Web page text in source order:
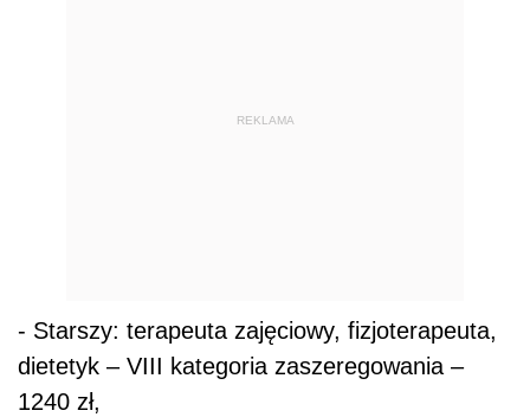
REKLAMA
- Starszy: terapeuta zajęciowy, fizjoterapeuta,
dietetyk – VIII kategoria zaszeregowania –
1240 zł,